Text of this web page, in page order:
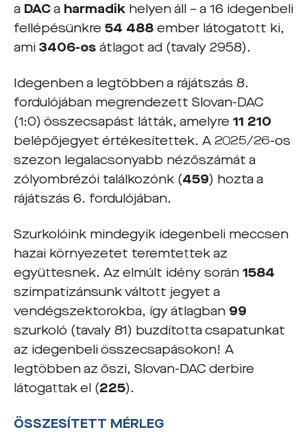
a DACa harmadik helyen áll – a 16 idegenbeli
fellépésünkre 54 488 ember látogatott ki,
ami 3406-os átlagot ad (tavaly 2958).
Idegenben a legtöbben a rájátszás 8.
fordulójában megrendezett Slovan-DAC
(1:0) összecsapást látták, amelyre 11 210
belépőjegyet értékesítettek. A 2025/26-os
szezon legalacsonyabb nézőszámát a
zólyombrézói találkozónk (459) hozta a
rájátszás 6. fordulójában.
Szurkolóink mindegyik idegenbeli meccsen
hazai környezetet teremtettek az
együttesnek. Az elmúlt idény során 1584
szimpatizánsunk váltott jegyet a
vendégszektorokba, így átlagban 99
szurkoló (tavaly 81) buzdította csapatunkat
az idegenbeli összecsapásokon! A
legtöbben az őszi, Slovan-DAC derbire
látogattak el (225).
ÖSSZESÍTETT MÉRLEG